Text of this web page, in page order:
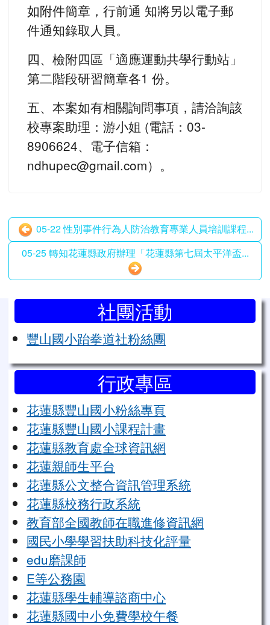
如附件簡章，行前通 知將另以電子郵
件通知錄取人員。
四、檢附四區「適應運動共學行動站」
第二階段研習簡章各1 份。
五、本案如有相關詢問事項，請洽詢該
校專案助理：游小姐 (電話：03-
8906624、電子信箱：
ndhupec@gmail.com）。
05-22 性別事件行為人防治教育專業人員培訓課程...
05-25 轉知花蓮縣政府辦理「花蓮縣第七屆太平洋盃...
左邊區域內容 社團活動
豐山國小跆拳道社粉絲團
行政專區
花蓮縣豐山國小粉絲專頁
花蓮縣豐山國小課程計畫
花蓮縣教育處全球資訊網
花蓮親師生平台
花蓮縣公文整合資訊管理系統
花蓮縣校務行政系統
教育部全國教師在職進修資訊網
國民小學學習扶助科技化評量
edu磨課師
E等公務園
花蓮縣學生輔導諮商中心
花蓮縣國中小免費學校午餐